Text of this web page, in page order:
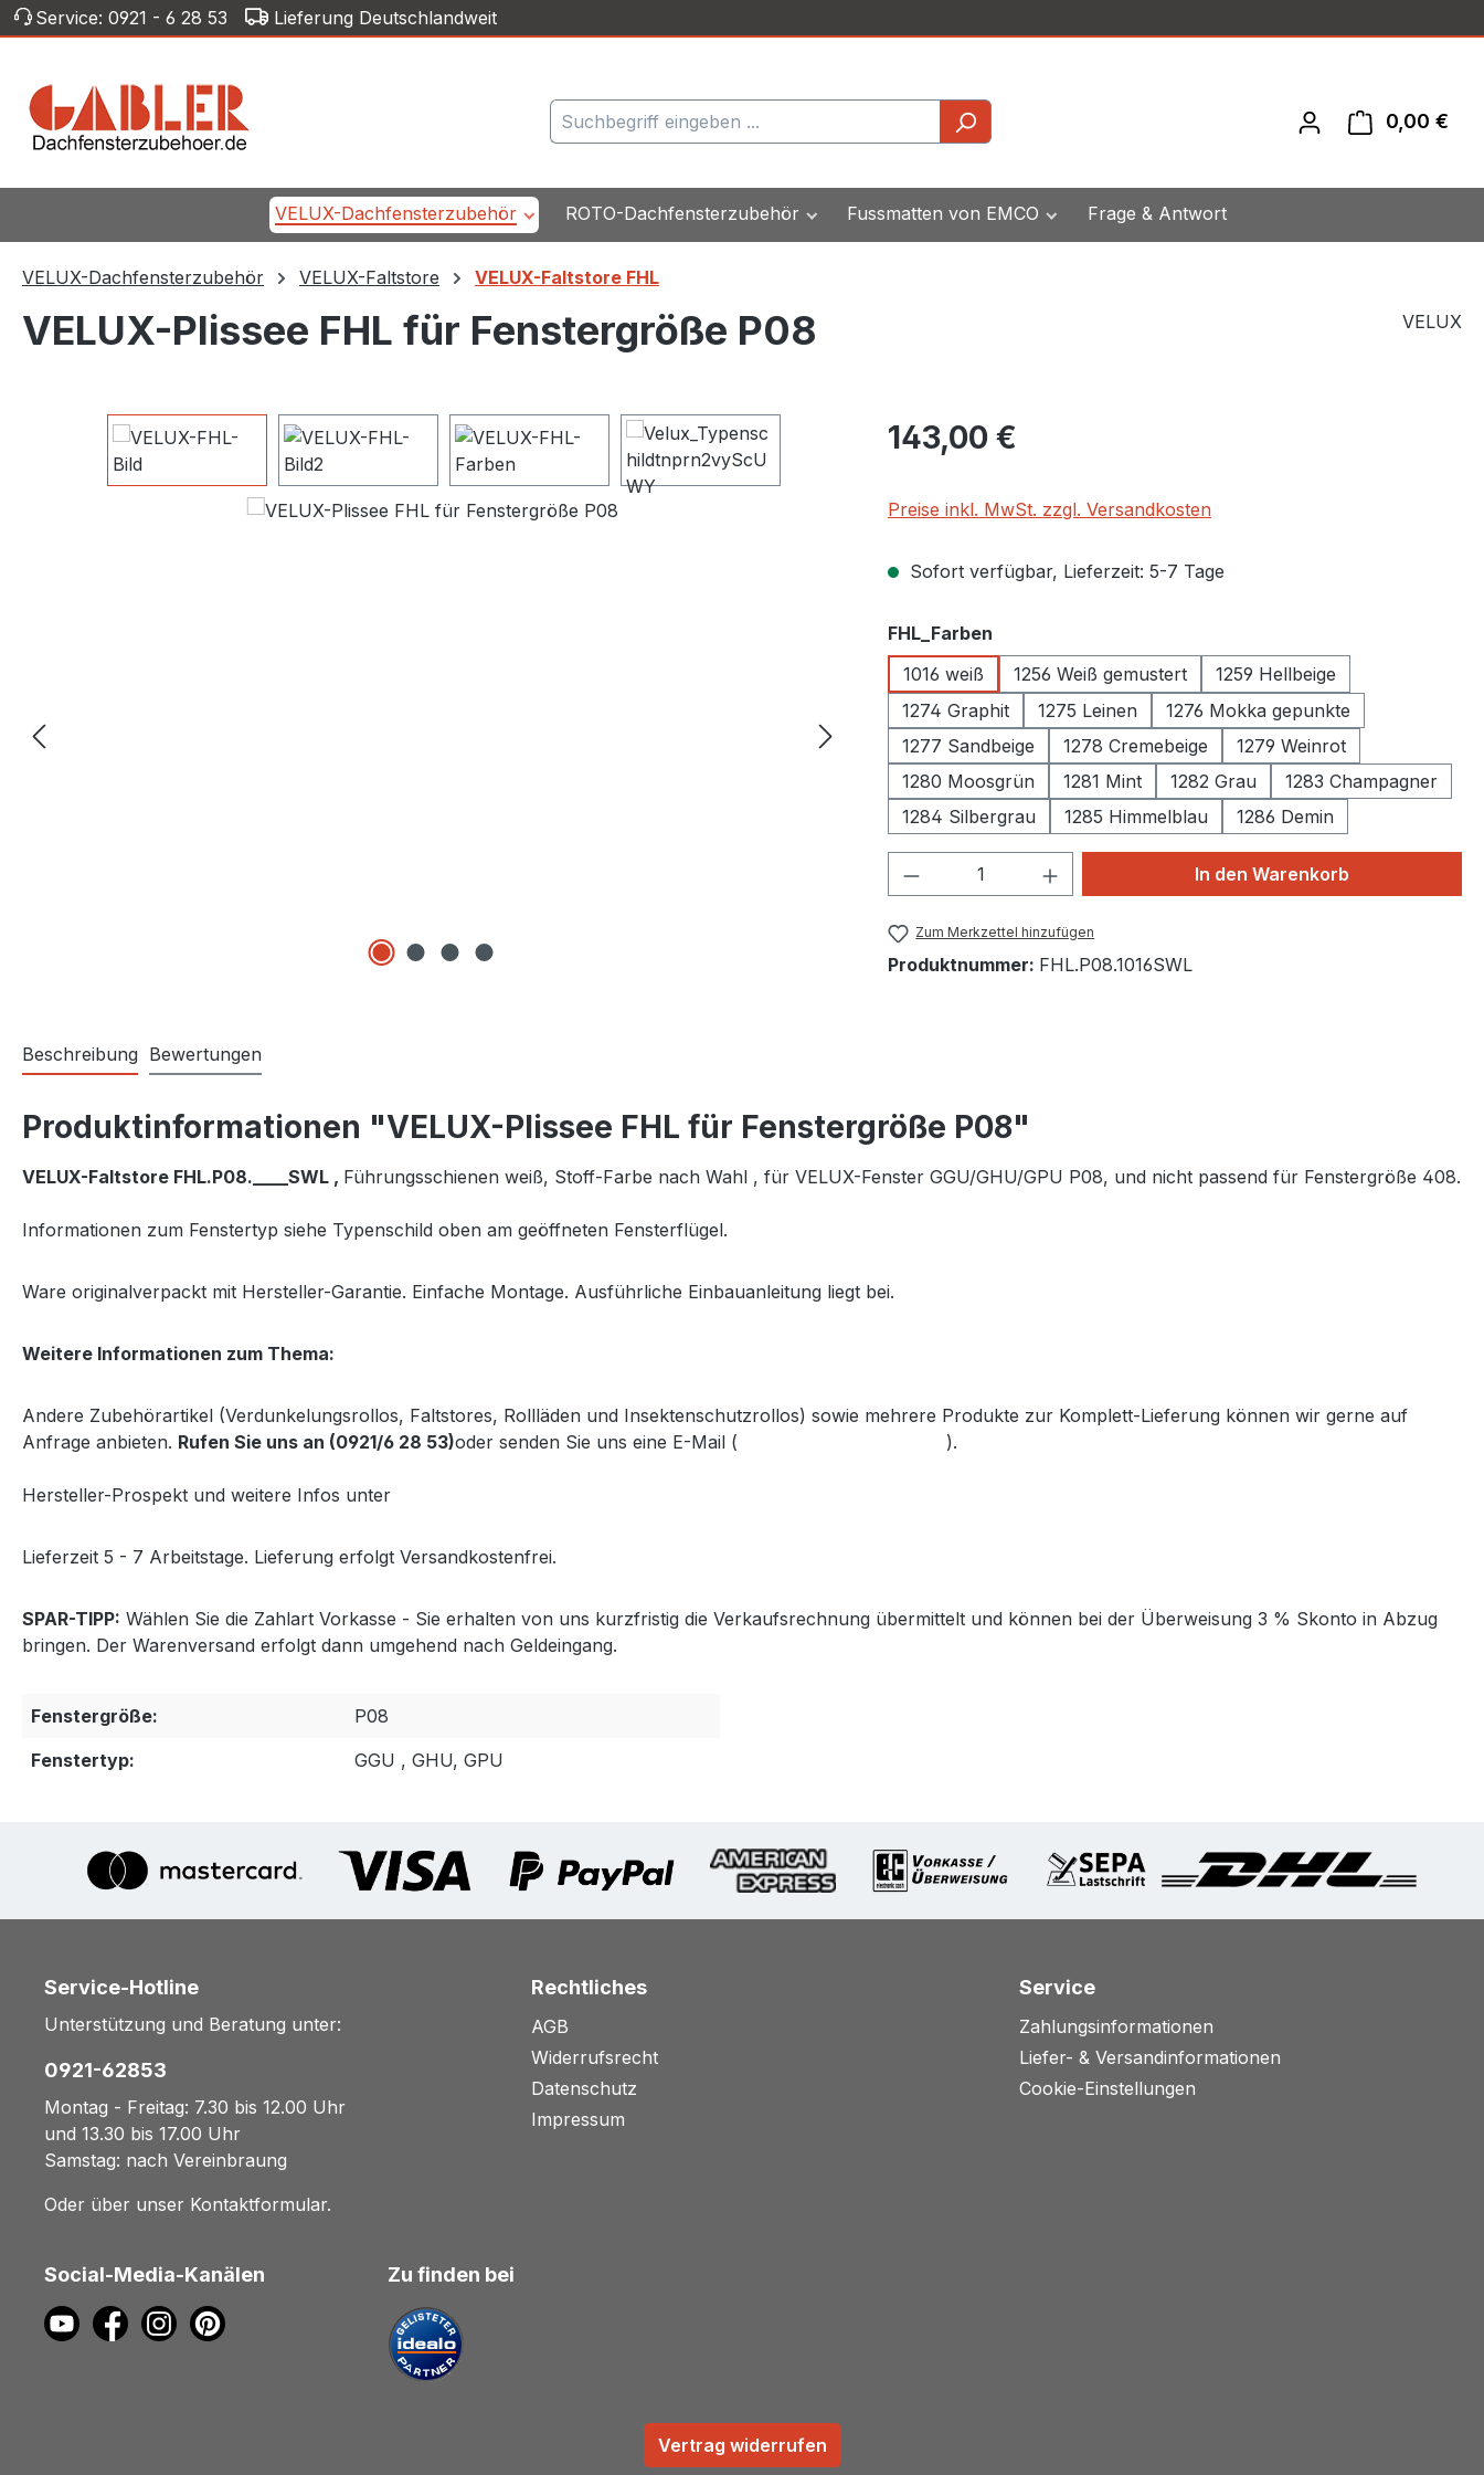
Hauptinhalt springen
Zur Suche springen
Zur Hauptnavigation springen
Service: 0921 - 6 28 53 Lieferung Deutschlandweit
0,00 €
VELUX-Dachfensterzubehör ROTO-Dachfensterzubehör Fussmatten von EMCO Frage & Antwort
VELUX-Dachfensterzubehör VELUX-Faltstore VELUX-Faltstore FHL
VELUX-Plissee FHL für Fenstergröße P08 VELUX
Bildergalerie überspringen Regulärer Preis:
143,00 €
Preise inkl. MwSt. zzgl. Versandkosten
Sofort verfügbar, Lieferzeit: 5-7 Tage
FHL_Farben
1016 weiß
1256 Weiß gemustert
1259 Hellbeige
1274 Graphit
1275 Leinen
1276 Mokka gepunkte
1277 Sandbeige
1278 Cremebeige
1279 Weinrot
1280 Moosgrün
1281 Mint 1282 Grau
1283 Champagner
1284 Silbergrau
1285 Himmelblau 1286 Demin
Produkt Anzahl: Gib den gewünschten Wert
In den Warenkorb
Zum Merkzettel hinzufügen
Produktnummer: FHL.P08.1016SWL
Beschreibung Bewertungen
Produktinformationen "VELUX-Plissee FHL für Fenstergröße P08"
VELUX-Faltstore FHL.P08.____SWL , Führungsschienen weiß, Stoff-Farbe nach Wahl , für VELUX-Fenster GGU/GHU/GPU P08, und nicht passend für Fenstergröße 408.
Informationen zum Fenstertyp siehe Typenschild oben am geöffneten Fensterflügel.
Ware originalverpackt mit Hersteller-Garantie. Einfache Montage. Ausführliche Einbauanleitung liegt bei.
Weitere Informationen zum Thema:
Andere Zubehörartikel (Verdunkelungsrollos, Faltstores, Rollläden und Insektenschutzrollos) sowie mehrere Produkte zur Komplett-Lieferung können wir gerne auf
Anfrage anbieten. Rufen Sie uns an (0921/6 28 53)oder senden Sie uns eine E-Mail ( ).
Hersteller-Prospekt und weitere Infos unter
Lieferzeit 5 - 7 Arbeitstage. Lieferung erfolgt Versandkostenfrei.
SPAR-TIPP: Wählen Sie die Zahlart Vorkasse - Sie erhalten von uns kurzfristig die Verkaufsrechnung übermittelt und können bei der Überweisung 3 % Skonto in Abzug
bringen. Der Warenversand erfolgt dann umgehend nach Geldeingang.
Fenstergröße:
P08
Fenstertyp:
GGU , GHU, GPU
Service-Hotline
Unterstützung und Beratung unter:
0921-62853
Montag - Freitag: 7.30 bis 12.00 Uhr
und 13.30 bis 17.00 Uhr
Samstag: nach Vereinbraung
Oder über unser Kontaktformular.
Rechtliches
AGB
Widerrufsrecht
Datenschutz
Impressum
Service
Zahlungsinformationen
Liefer- & Versandinformationen
Cookie-Einstellungen
Social-Media-Kanälen Zu finden bei
Vertrag widerrufen